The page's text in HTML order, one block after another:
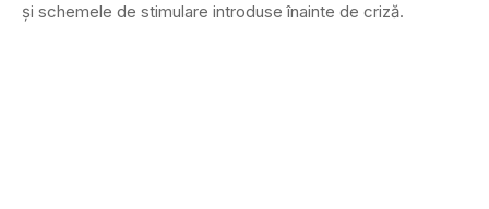
și schemele de stimulare introduse înainte de criză.